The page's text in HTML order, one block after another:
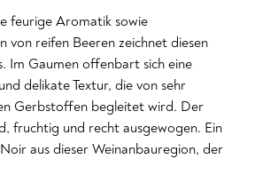
feurige Aromatik sowie
von reifen Beeren zeichnet diesen
Im Gaumen offenbart sich eine
delikate Textur, die von sehr
Gerbstoffen begleitet wird. Der
fruchtig und recht ausgewogen. Ein
aus dieser Weinanbauregion, der